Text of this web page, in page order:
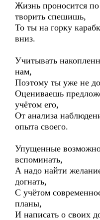
Жизнь проносится
творить спешишь,
То ты на горку
вниз.
Учитывать
нам,
Поэтому ты уже не
Оцениваешь
учётом его,
От анализа
опыта своего.
Упущенные
вспоминать,
А надо найти
догнать,
С учётом
планы,
И написать о своих